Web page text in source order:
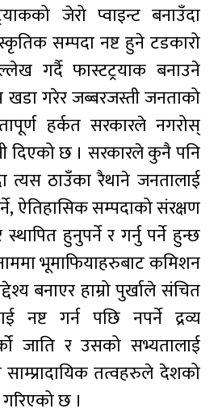
जेरो प्वाइन्ट बनाउँदा
सम्पदा नष्ट हुने टडकारो
गर्दै फास्टट्रयाक बनाउने
खडा गरेर जब्बरजस्ती जनताको
हर्कत सरकारले नगरोस्
दिएको छ । सरकारले कुनै पनि
त्यस ठाउँका रैथाने जनतालाई
ऐतिहासिक सम्पदाको संरक्षण
हुनुपर्ने र गर्नु पर्ने हुन्छ
भूमाफियाहरुबाट कमिशन
बनाएर हाम्रो पुर्खाले संचित
नष्ट गर्न पछि नपर्ने द्रव्य
जाति र उसको सभ्यतालाई
साम्प्रादायिक तत्वहरुले देशको
छ ।